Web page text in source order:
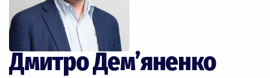
Дмитро Демʼяненко